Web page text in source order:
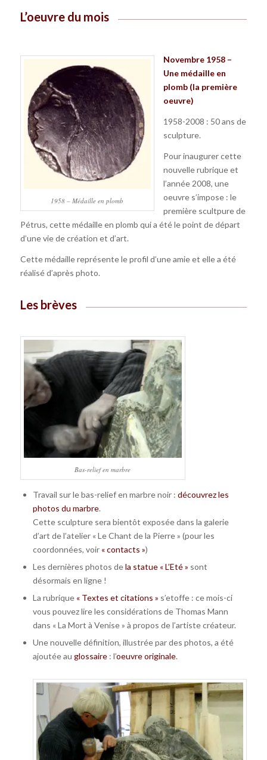
L’oeuvre du mois
1958 – Médaille en plomb
Novembre 1958 –
Une médaille en
plomb (la première
oeuvre)
1958-2008 : 50 ans de
sculpture.
Pour inaugurer cette
nouvelle rubrique et
l’année 2008, une
oeuvre s’impose : le
première scultpure de
Pétrus, cette médaille en plomb qui a été le point de départ
d’une vie de création et d’art.
Cette médaille représente le profil d’une amie et elle a été
réalisé d’après photo.
Les brèves
Bas-relief en marbre
Travail sur le bas-relief en marbre noir : découvrez les
photos du marbre.
Cette sculpture sera bientôt exposée dans la galerie
d’art de l’atelier « Le Chant de la Pierre » (pour les
coordonnées, voir « contacts »)
Les dernières photos dela statue « L’Eté » sont
désormais en ligne !
La rubrique « Textes et citations » s’etoffe : ce mois-ci
vous pouvez lire les considérations de Thomas Mann
dans « La Mort à Venise » à propos de l’artiste créateur.
Une nouvelle définition, illustrée par des photos, a été
ajoutée au glossaire: l’oeuvre originale.